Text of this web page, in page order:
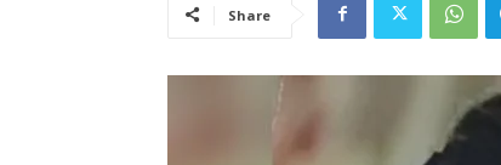
Share